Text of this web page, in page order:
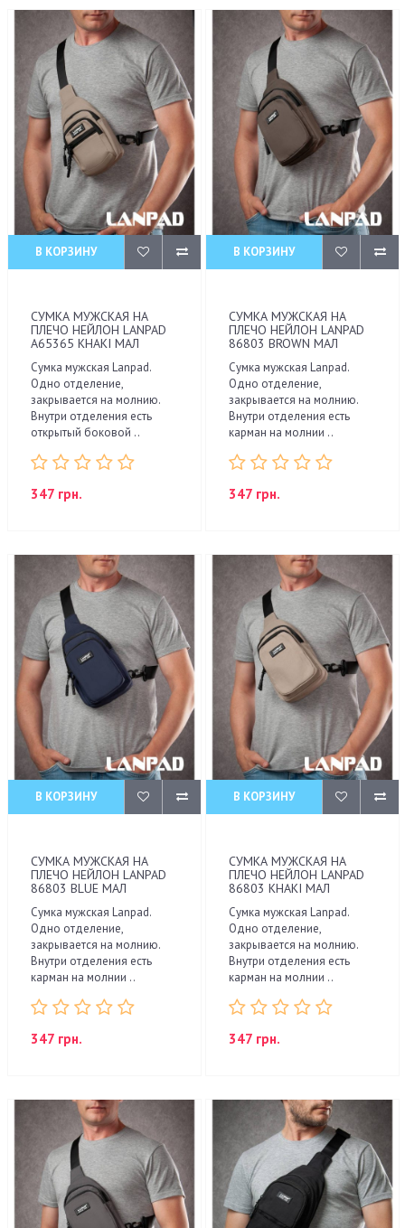
В КОРЗИНУ
СУМКА МУЖСКАЯ НА
ПЛЕЧО НЕЙЛОН LANPAD
A65365 KHAKI МАЛ
Сумка мужская Lanpad.
Одно отделение,
закрывается на молнию.
Внутри отделения есть
открытый боковой ..
347 грн.
В КОРЗИНУ
СУМКА МУЖСКАЯ НА
ПЛЕЧО НЕЙЛОН LANPAD
86803 BROWN МАЛ
Сумка мужская Lanpad.
Одно отделение,
закрывается на молнию.
Внутри отделения есть
карман на молнии ..
347 грн.
В КОРЗИНУ
СУМКА МУЖСКАЯ НА
ПЛЕЧО НЕЙЛОН LANPAD
86803 BLUE МАЛ
Сумка мужская Lanpad.
Одно отделение,
закрывается на молнию.
Внутри отделения есть
карман на молнии ..
347 грн.
В КОРЗИНУ
СУМКА МУЖСКАЯ НА
ПЛЕЧО НЕЙЛОН LANPAD
86803 KHAKI МАЛ
Сумка мужская Lanpad.
Одно отделение,
закрывается на молнию.
Внутри отделения есть
карман на молнии ..
347 грн.